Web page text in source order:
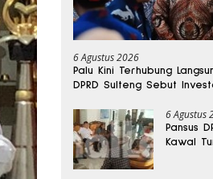
6 Agustus 2026
Palu Kini Terhubung
DPRD Sulteng Sebut
6 Agustus
Pansus
Kawal